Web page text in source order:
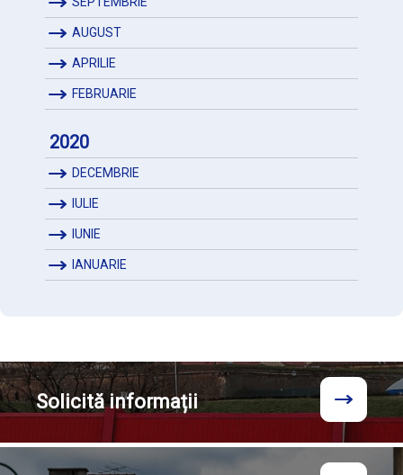
AUGUST
APRILIE
FEBRUARIE
2020
DECEMBRIE
IULIE
IUNIE
IANUARIE
Solicităinformații